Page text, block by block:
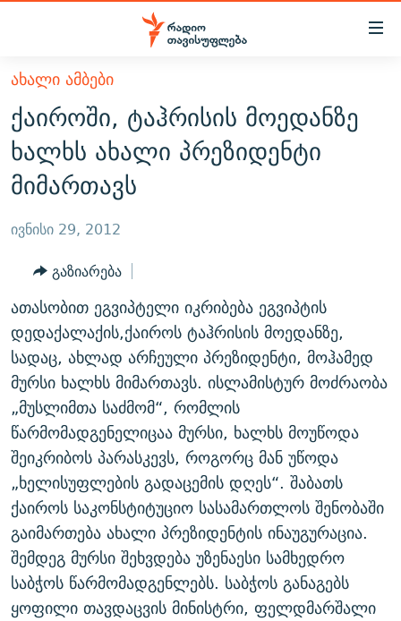
Accessibility
მთავარ
შინაარსზე
დაბრუნება
მთავარ
ნავიგაციაზე
დაბრუნება
ძიებაზე
ᲐᲮᲐᲚᲘ ᲐᲛᲑᲔᲑᲘ
ᲗᲔᲛᲔᲑᲘ
ᲞᲝᲚᲘᲢᲘᲙᲐ
ᲔᲙᲝᲜᲝᲛᲘᲙᲐ
ᲡᲐᲖᲝᲒᲐᲓᲝᲔᲑᲐ
ᲕᲘᲓᲔᲝ
ᲑᲚᲝᲒᲔᲑᲘ
ᲞᲝᲓᲙᲐᲡᲢᲔᲑᲘ
60 ᲓᲔᲪᲘᲑᲔᲚᲘ
ᲒᲐᲜᲙᲘᲗᲮᲕᲘᲡ ᲓᲦᲔ
ᲓᲘᲚᲘᲡ ᲡᲐᲣᲑᲠᲔᲑᲘ
ᲛᲝᲚᲐᲞᲐᲠᲐᲙᲔ ᲢᲔᲥᲡᲢᲔᲑᲘ
ᲨᲘᲜ - ᲣᲪᲮᲝᲔᲗᲨᲘ
ᲚᲘᲢᲔᲠᲐᲢᲣᲠᲣᲚᲘ ᲬᲐᲮᲜᲐᲒᲔᲑᲘ
ᲐᲛᲔᲠᲘᲙᲣᲚᲘ ᲛᲝᲗᲮᲠᲝᲑᲐ
ᲘᲛᲞᲔᲠᲘᲐ ᲓᲐ ᲠᲐᲓᲘᲝ
ᲤᲔᲜᲝᲕᲐᲜᲘ - 2.10
ᲗᲥᲕᲔᲜᲘ ᲞᲣᲑᲚᲘᲙᲐᲪᲘᲔᲑᲘ
ᲞᲠᲝᲔᲥᲢᲔᲑᲘ
ᲣᲙᲠᲐᲘᲜᲐᲨᲘ ᲓᲐᲦᲣᲞᲣᲚᲘ ᲥᲐᲠᲗᲕᲔᲚᲘ ᲛᲔᲑᲠᲫᲝᲚᲔᲑᲘ - 2022
ᲓᲐᲛᲝᲣᲙᲘᲓᲔᲑᲚᲝᲑᲘᲡ 100 ᲬᲔᲚᲘ
ᲩᲔᲛᲘ ᲡᲘᲙᲕᲓᲘᲚᲘᲡ ᲛᲘᲖᲔᲖᲘᲐ COVID-19
11 ᲬᲔᲚᲘ - 11 ᲐᲛᲑᲐᲕᲘ
ᲡᲐᲞᲐᲠᲚᲐᲛᲔᲜᲢᲝ ᲐᲠᲩᲔᲕᲜᲔᲑᲘᲡ ᲘᲡᲢᲝᲠᲘᲐ
ᲑᲐᲕᲨᲕᲔᲑᲘ ᲞᲠᲝᲡᲢᲘᲢᲣᲪᲘᲐᲨᲘ - ᲐᲛᲝᲣᲗᲥᲛᲔᲚᲘ ᲐᲛᲑᲐᲕᲘ
5 ᲐᲛᲑᲐᲕᲘ - 20 ᲘᲕᲜᲘᲡᲡ ᲓᲐᲨᲐᲕᲔᲑᲣᲚᲔᲑᲘ
ᲐᲒᲕᲘᲡᲢᲝᲡ ᲝᲛᲘ
ПРИВЕТ ᲙᲣᲚᲢᲣᲠᲐ
ЭХО КАВКАЗА
ᲒᲐᲛᲝᲘᲬᲔᲠᲔ
რთე/რთ-ის ყველა საიტი
ᲐᲮᲐᲚᲘ ᲐᲛᲑᲔᲑᲘ
ქაიროში, ტაჰრისის მოედანზე
ხალხს ახალი პრეზიდენტი
მიმართავს
ივნისი 29, 2012
გაზიარება
ათასობით ეგვიპტელი იკრიბება ეგვიპტის
დედაქალაქის,ქაიროს ტაჰრისის მოედანზე,
სადაც, ახლად არჩეული პრეზიდენტი, მოჰამედ
მურსი ხალხს მიმართავს. ისლამისტურ მოძრაობა
„მუსლიმთა საძმომ“, რომლის
წარმომადგენელიცაა მურსი, ხალხს მოუწოდა
შეიკრიბოს პარასკევს, როგორც მან უწოდა
„ხელისუფლების გადაცემის დღეს“. შაბათს
ქაიროს საკონსტიტუციო სასამართლოს შენობაში
გაიმართება ახალი პრეზიდენტის ინაუგურაცია.
შემდეგ მურსი შეხვდება უზენაესი სამხედრო
საბჭოს წარმომადგენლებს. საბჭოს განაგებს
ყოფილი თავდაცვის მინისტრი, ფელდმარშალი